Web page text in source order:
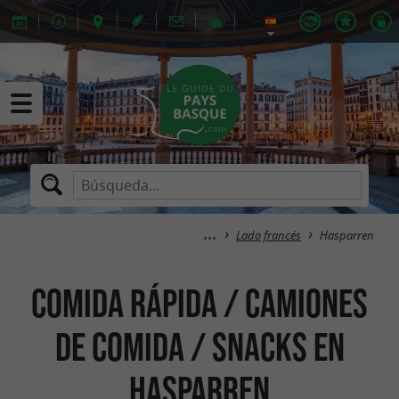
Lado francés Hasparren
Comida rápida / Camiones
de comida / Snacks en
Hasparren